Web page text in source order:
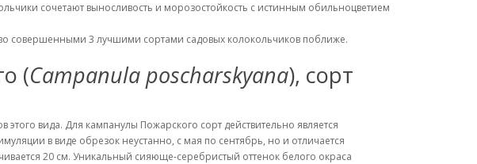
сочетают выносливость и морозостойкость с истинным обильноцветием
совершенными 3 лучшими сортами садовых колокольчиков поближе.
(Campanula poscharskyana), сорт
вида. Для кампанулы Пожарского сорт действительно является
в виде обрезок неустанно, с мая по сентябрь, но и отличается
20 см. Уникальный сияюще-серебристый оттенок белого окраса